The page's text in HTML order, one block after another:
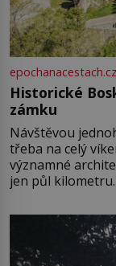
epochanacestach.cz
Historické
zámku
Návštěvou
třeba na celý
významné
jen půl
Boskovice na
ve13. století, a